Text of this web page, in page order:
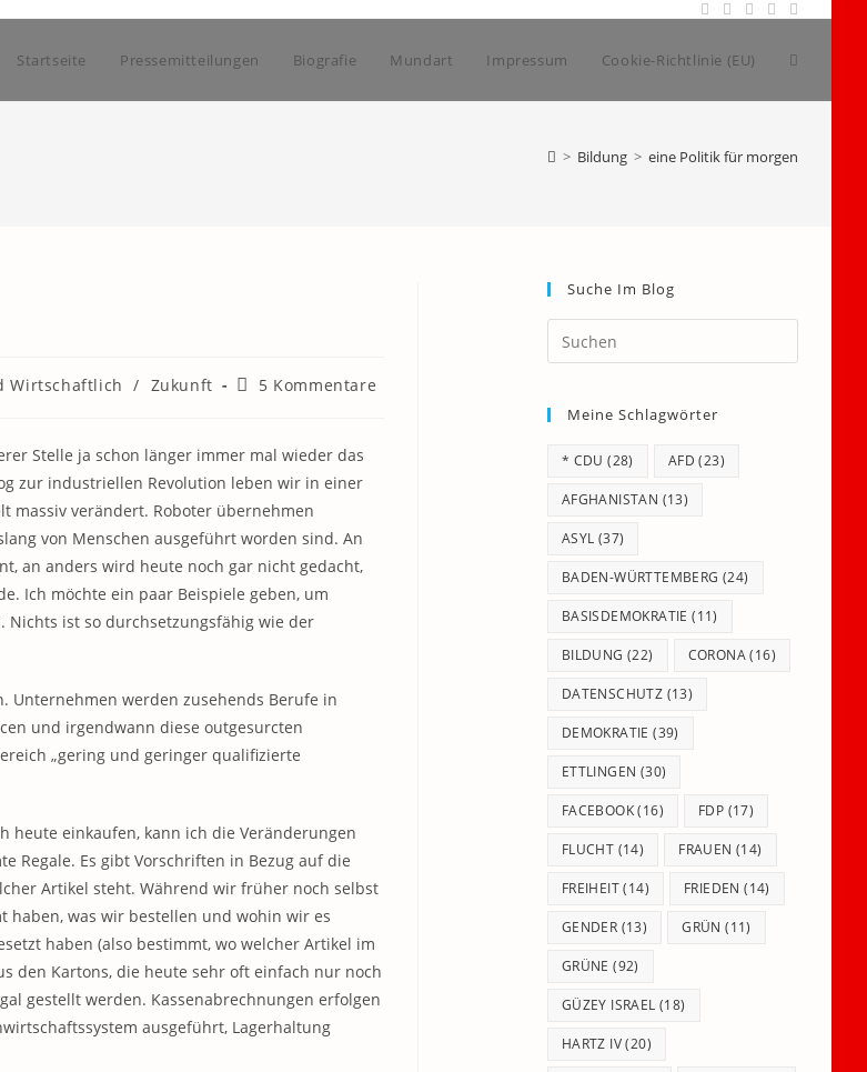
Startseite Pressemitteilungen Biografie Mundart Impressum Cookie-Richtlinie (EU) Website-
> Bildung > eine Politik für morgen
Wirtschaftlich / Zukunft
Beitrags-
5 Kommentare
Stelle ja schon länger immer mal wieder das
zur industriellen Revolution leben wir in einer
massiv verändert. Roboter übernehmen
von Menschen ausgeführt worden sind. An
an anders wird heute noch gar nicht gedacht,
Ich möchte ein paar Beispiele geben, um
ist so durchsetzungsfähig wie der
Unternehmen werden zusehends Berufe in
und irgendwann diese outgesurcten
„gering und geringer qualifizierte
heute einkaufen, kann ich die Veränderungen
Regale. Es gibt Vorschriften in Bezug auf die
Artikel steht. Während wir früher noch selbst
haben, was wir bestellen und wohin wir es
haben (also bestimmt, wo welcher Artikel im
den Kartons, die heute sehr oft einfach nur noch
gestellt werden. Kassenabrechnungen erfolgen
ausgeführt, Lagerhaltung
Suche Im Blog
Escape
Meine Schlagwörter
* CDU (28) AFD (23)
AFGHANISTAN (13)
ASYL (37)
BADEN-WÜRTTEMBERG (24)
BASISDEMOKRATIE (11)
BILDUNG (22) CORONA(16)
DATENSCHUTZ (13)
DEMOKRATIE (39)
ETTLINGEN (30)
FACEBOOK(16) FDP (17)
FLUCHT (14) FRAUEN (14)
FREIHEIT(14) FRIEDEN (14)
GENDER (13) GRÜN (11)
GRÜNE (92)
GÜZEY ISRAEL (18)
HARTZ IV(20)